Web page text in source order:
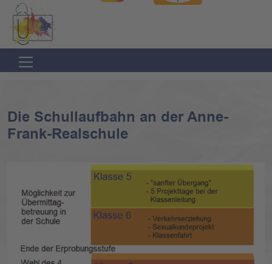
Direkt
zur
Hauptnavigation
springen
Direkt
zum
Inhalt
springen
Die Schullaufbahn an der Anne-
Frank-Realschule